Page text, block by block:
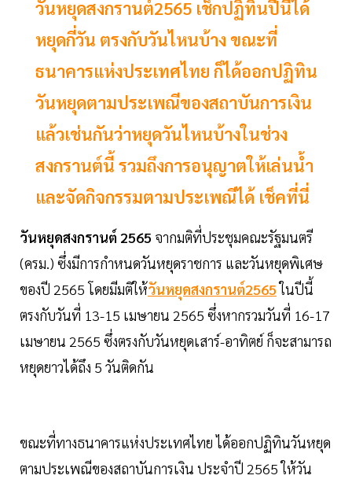
วันหยุดสงกรานต์2565 เช็กปฏิทินปีนี้ได้
หยุดกี่วัน ตรงกับวันไหนบ้าง ขณะที่
ธนาคารแห่งประเทศไทย ก็ได้ออกปฏิทิน
วันหยุดตามประเพณีของสถาบันการเงิน
แล้วเช่นกันว่าหยุดวันไหนบ้างในช่วง
สงกรานต์นี้ รวมถึงการอนุญาตให้เล่นน้ำ
และจัดกิจกรรมตามประเพณีได้ เช็คที่นี่
วันหยุดสงกรานต์ 2565 จากมติที่ประชุมคณะรัฐมนตรี
(ครม.) ซึ่งมีการกำหนดวันหยุดราชการ และวันหยุดพิเศษ
ของปี 2565 โดยมีมติให้วันหยุดสงกรานต์2565ในปีนี้
ตรงกับวันที่ 13-15 เมษายน 2565 ซึ่งหากรวมวันที่ 16-17
เมษายน 2565 ซึ่งตรงกับวันหยุดเสาร์-อาทิตย์ ก็จะสามารถ
หยุดยาวได้ถึง 5 วันติดกัน
ขณะที่ทางธนาคารแห่งประเทศไทย ได้ออกปฏิทินวันหยุด
ตามประเพณีของสถาบันการเงิน ประจำปี 2565 ให้วัน